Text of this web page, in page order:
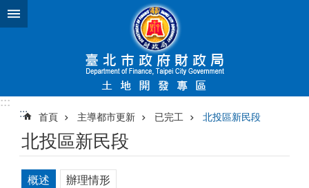
跳到主要內容區塊
:::
:::
首頁 主導都市更新 已完工 北投區新民段
北投區新民段
概述 辦理情形